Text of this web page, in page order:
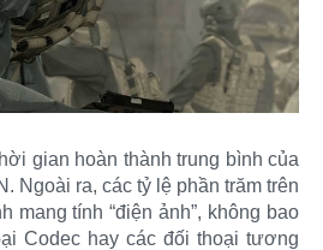
gian hoàn thành trung bình của
Ngoài ra, các tỷ lệ phần trăm trên
mang tính “điện ảnh”, không bao
Codec hay các đối thoại tương